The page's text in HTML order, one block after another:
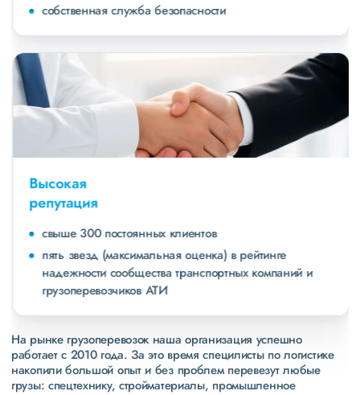
собственная служба безопасности
Высокая
репутация
свыше 300 постоянных клиентов
пять звезд (максимальная оценка) в рейтинге
надежности сообщества транспортных компаний и
грузоперевозчиков АТИ
На рынке грузоперевозок наша организация успешно
работает с 2010 года. За это время специлисты по логистике
накопили большой опыт и без проблем перевезут любые
грузы: спецтехнику, стройматериалы, промышленное